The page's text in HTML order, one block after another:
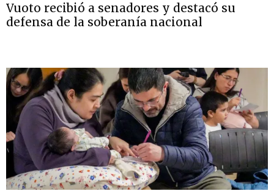
Vuoto recibió a senadores y destacó su
defensa de la soberanía nacional